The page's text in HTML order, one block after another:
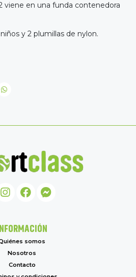
viene en una funda contenedora
y 2 plumillas de nylon.
somos
Nosotros
Contacto